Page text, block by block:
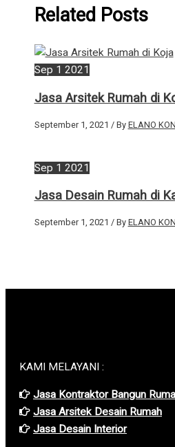
Related Posts
Sep 1 2021
Jasa Arsitek Rumah di
September 1, 2021 / By ELANO
Sep 1 2021
Jasa Desain Rumah di
September 1, 2021 / By ELANO
KAMI MELAYANI :
Jasa Kontraktor Bangun
Jasa Arsitek Desain Rumah
Jasa Desain Interior